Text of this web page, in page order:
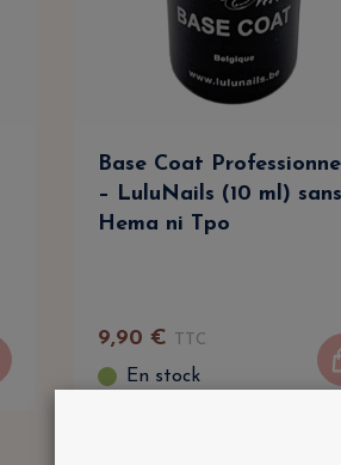
Base Coat
– LuluNails (10 ml) sans
Hema ni Tpo
9,90 € TTC
En stock